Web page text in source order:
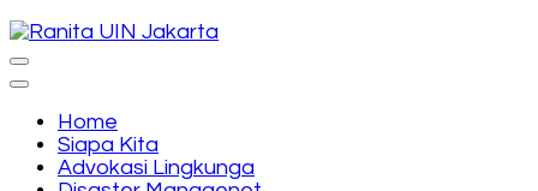
Ranita UIN Jakarta
Orgnisasi SAR, Disaster Management, dan
Hidayatullah Jakarta
Home
Siapa Kita
Advokasi Lingkunga